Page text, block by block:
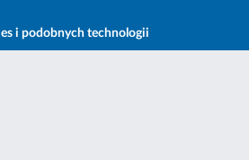
i podobnych technologii